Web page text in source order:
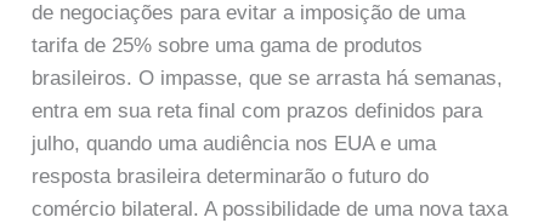
de negociações para evitar a imposição de uma
tarifa de 25% sobre uma gama de produtos
brasileiros. O impasse, que se arrasta há semanas,
entra em sua reta final com prazos definidos para
julho, quando uma audiência nos EUA e uma
resposta brasileira determinarão o futuro do
comércio bilateral. A possibilidade de uma nova taxa